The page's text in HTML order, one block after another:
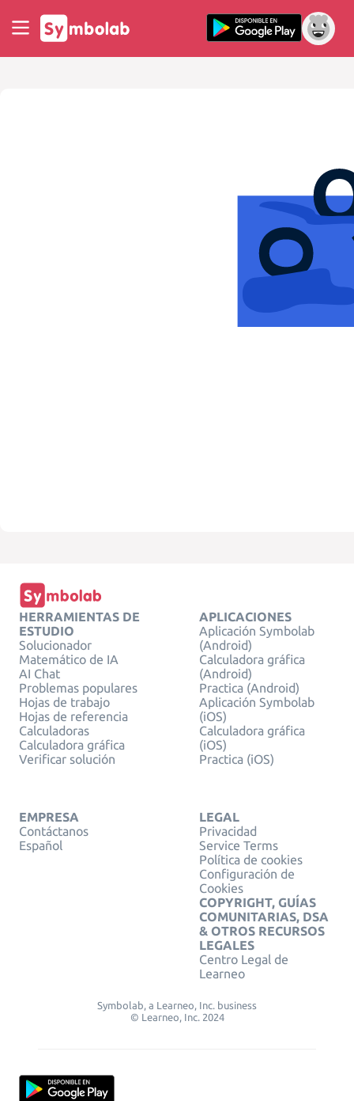
HERRAMIENTAS DE
ESTUDIO
Solucionador
Matemático de IA
AI Chat
Problemas populares
Hojas de trabajo
Hojas de referencia
Calculadoras
Calculadora gráfica
Verificar solución
APLICACIONES
Aplicación Symbolab
(Android)
Calculadora gráfica
(Android)
Practica (Android)
Aplicación Symbolab
(iOS)
Calculadora gráfica
(iOS)
Practica (iOS)
EMPRESA
Contáctanos
Español
LEGAL
Privacidad
Service Terms
Política de cookies
Configuración de
Cookies
COPYRIGHT, GUÍAS
COMUNITARIAS, DSA
& OTROS RECURSOS
LEGALES
Centro Legal de
Learneo
Symbolab, a Learneo, Inc. business
© Learneo, Inc. 2024